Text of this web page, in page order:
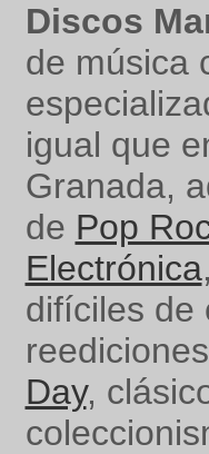
Discos
de música
igual que
Granada,
de Pop
Electrónica
difíciles de
Day,